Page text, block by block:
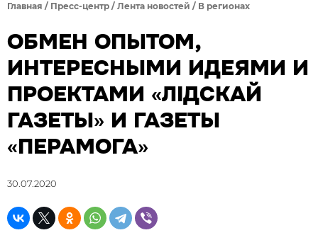
Главная / Пресс-центр / Лента новостей / В регионах
ОБМЕН ОПЫТОМ,
ИНТЕРЕСНЫМИ ИДЕЯМИ И
ПРОЕКТАМИ «ЛІДСКАЙ
ГАЗЕТЫ» И ГАЗЕТЫ
«ПЕРАМОГА»
30.07.2020